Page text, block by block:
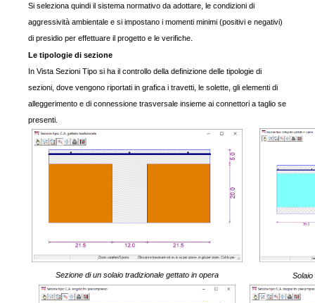
Si seleziona quindi il sistema normativo da adottare, le condizioni di
aggressività ambientale e si impostano i momenti minimi (positivi e negativi)
di presidio per effettuare il progetto e le verifiche.
Le tipologie di sezione
In Vista Sezioni Tipo si ha il controllo della definizione delle tipologie di
sezioni, dove vengono riportati in grafica i travetti, le solette, gli elementi di
alleggerimento e di connessione trasversale insieme ai connettori a taglio se
presenti.
Sezione di un solaio tradizionale gettato in opera Solaio